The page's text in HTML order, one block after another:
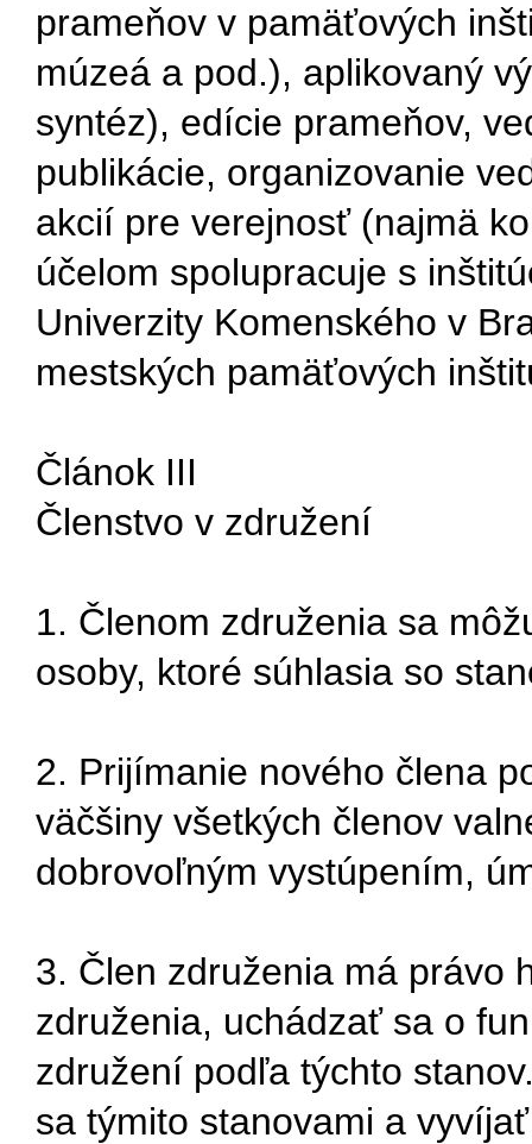
prameňov v pamäťových
múzeá a pod.), aplikovaný
syntéz), edície prameňov,
publikácie, organizovanie
akcií pre verejnosť (najmä
účelom spolupracuje s
Univerzity Komenského v
mestských pamäťových
Článok III
Členstvo v združení
1. Členom združenia sa
osoby, ktoré súhlasia so
2. Prijímanie nového člena
väčšiny všetkých členov
dobrovoľným vystúpením,
3. Člen združenia má právo
združenia, uchádzať sa o
združení podľa týchto
sa týmito stanovami a